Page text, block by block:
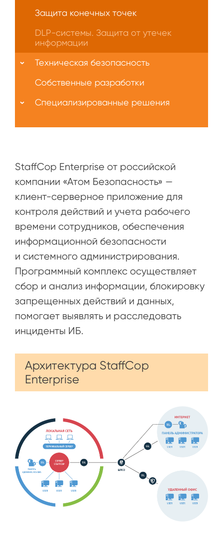
StaffCop Enterprise от российской
компании «Атом Безопасность» —
клиент-серверное приложение для
контроля действий и учета рабочего
времени сотрудников, обеспечения
информационной безопасности
и системного администрирования.
Программный комплекс осуществляет
сбор и анализ информации, блокировку
запрещенных действий и данных,
помогает выявлять и расследовать
инциденты ИБ.
Архитектура StaffCop
Enterprise
Защита конечных точек
DLP-системы. Защита от утечек
информации
Техническая безопасность
Собственные разработки
Специализированные решения